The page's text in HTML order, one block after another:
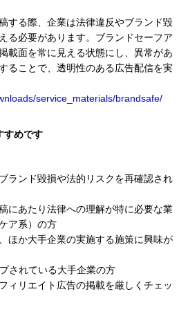
する際、企業は法律違反やブランド毀
る必要があります。ブランドセーフア
載面を常に見える状態にし、異常があ
ることで、透明性のある広告配信を実
service_materials/brandsafe/
すめです
ランド毀損や法的リスクを再確認され
にあたり法律への理解が特に必要な業
ア系）の方
ほか大手企業の実施する施策に興味が
されている大手企業の方
ィリエイト広告の掲載を厳しくチェッ